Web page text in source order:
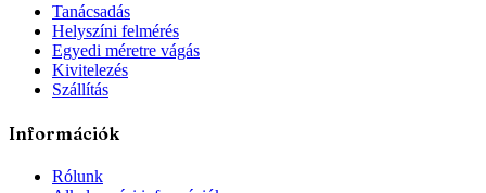
Tanácsadás
Helyszíni felmérés
Egyedi méretre vágás
Kivitelezés
Szállítás
Információk
Rólunk